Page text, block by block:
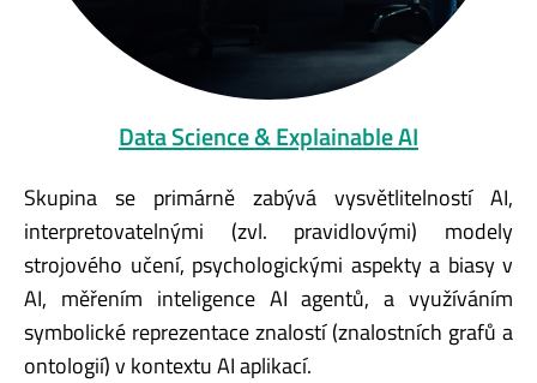
Data Science & Explainable AI
Skupina se primárně zabývá vysvětlitelností AI,
interpretovatelnými (zvl. pravidlovými) modely
strojového učení, psychologickými aspekty a biasy v
AI, měřením inteligence AI agentů, a využíváním
symbolické reprezentace znalostí (znalostních grafů a
ontologií) v kontextu AI aplikací.